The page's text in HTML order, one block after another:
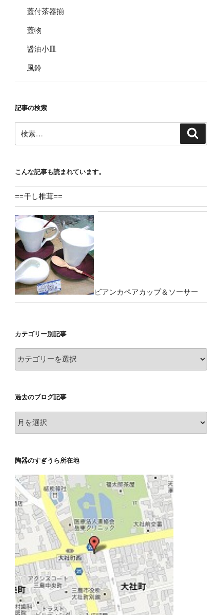
蓋付茶器揃
蓋物
醤油小皿
風鈴
記事の検索
索:
こんな記事も読まれています。
==干し椎茸==
ビアンカペアカップ＆ソーサー
カテゴリー別記事
テ
ー
別
記
事
過去のブログ記事
去
ロ
グ
記
事
陶器のすぎうら所在地